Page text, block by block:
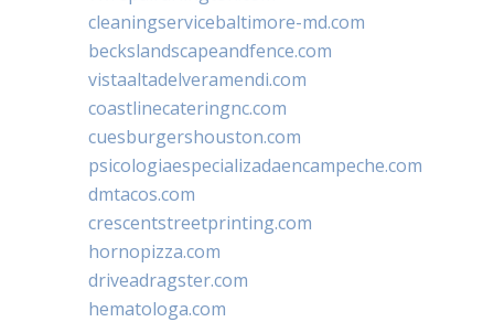
cleaningservicebaltimore-md.com
beckslandscapeandfence.com
vistaaltadelveramendi.com
coastlinecateringnc.com
cuesburgershouston.com
psicologiaespecializadaencampeche.com
dmtacos.com
crescentstreetprinting.com
hornopizza.com
driveadragster.com
hematologa.com